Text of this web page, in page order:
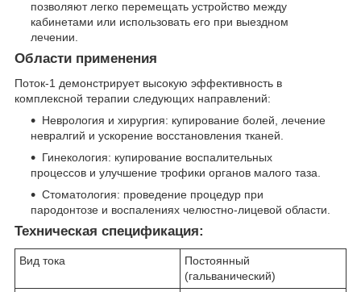
позволяют легко перемещать устройство между
кабинетами или использовать его при выездном
лечении.
Области применения
Поток-1 демонстрирует высокую эффективность в
комплексной терапии следующих направлений:
Неврология и хирургия: купирование болей, лечение
невралгий и ускорение восстановления тканей.
Гинекология: купирование воспалительных
процессов и улучшение трофики органов малого таза.
Стоматология: проведение процедур при
пародонтозе и воспалениях челюстно-лицевой области.
Техническая спецификация:
Вид тока
Постоянный
(гальванический)